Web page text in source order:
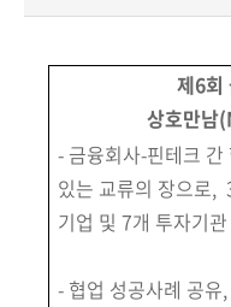
정
제6회
상호만남
- 금융회사-핀테크
있는 교류의 장으로,
기업 및 7개 투자기
- 협업 성공사례 공유